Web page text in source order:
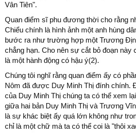
Vân Tiên".
Quan điểm sĩ phu đương thời cho rằng
Chiểu chính là hình ảnh một anh hùng
bước ra như trường hợp một Trương
chẳng hạn. Cho nên sự cắt bỏ đoạn này
là một hành động có hậu ý(2).
Chúng tôi nghĩ rằng quan điểm ấy có
Nôm đã được Duy Minh Thị đính chính.
của Duy Minh Thị chúng ta có thể xem
giữa hai bản Duy Minh Thị và Trương
là sự khác biệt ấy quá lớn không như
chỉ là một chữ mà ta có thể coi là "thôi